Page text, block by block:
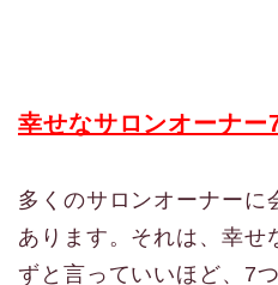
幸せなサロンオーナー
多くのサロンオーナーに
あります。それは、幸せ
ずと言っていいほど、7